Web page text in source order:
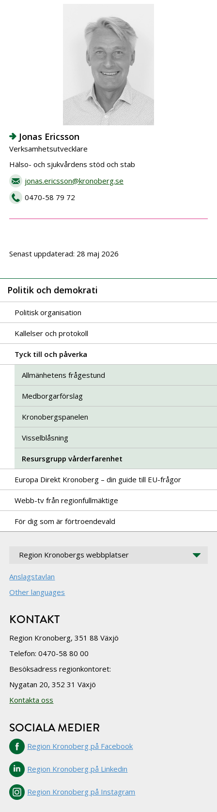
Jonas Ericsson
Verksamhetsutvecklare
Hälso- och sjukvårdens stöd och stab
jonas.ericsson@kronoberg.se
0470-58 79 72
Senast uppdaterad: 28 maj 2026
Politik och demokrati
Politisk organisation
Kallelser och protokoll
Tyck till och påverka
Allmänhetens frågestund
Medborgarförslag
Kronobergspanelen
Visselblåsning
Resursgrupp vårderfarenhet
Europa Direkt Kronoberg – din guide till EU-frågor
Webb-tv från regionfullmäktige
För dig som är förtroendevald
Region Kronobergs webbplatser
Anslagstavlan
Other languages
KONTAKT
Region Kronoberg, 351 88 Växjö
Telefon: 0470-58 80 00
Besöksadress regionkontoret:
Nygatan 20, 352 31 Växjö
Kontakta oss
SOCIALA MEDIER
Region Kronoberg på Facebook
Region Kronoberg på Linkedin
Region Kronoberg på Instagram